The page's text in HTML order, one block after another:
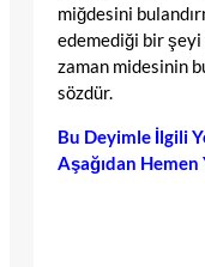
miğdesini
edemediği bir
zaman midesinin
sözdür.
Bu Deyimle İlgili
Aşağıdan